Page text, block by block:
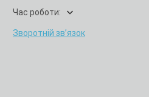
Час роботи:
Зворотній зв’язок